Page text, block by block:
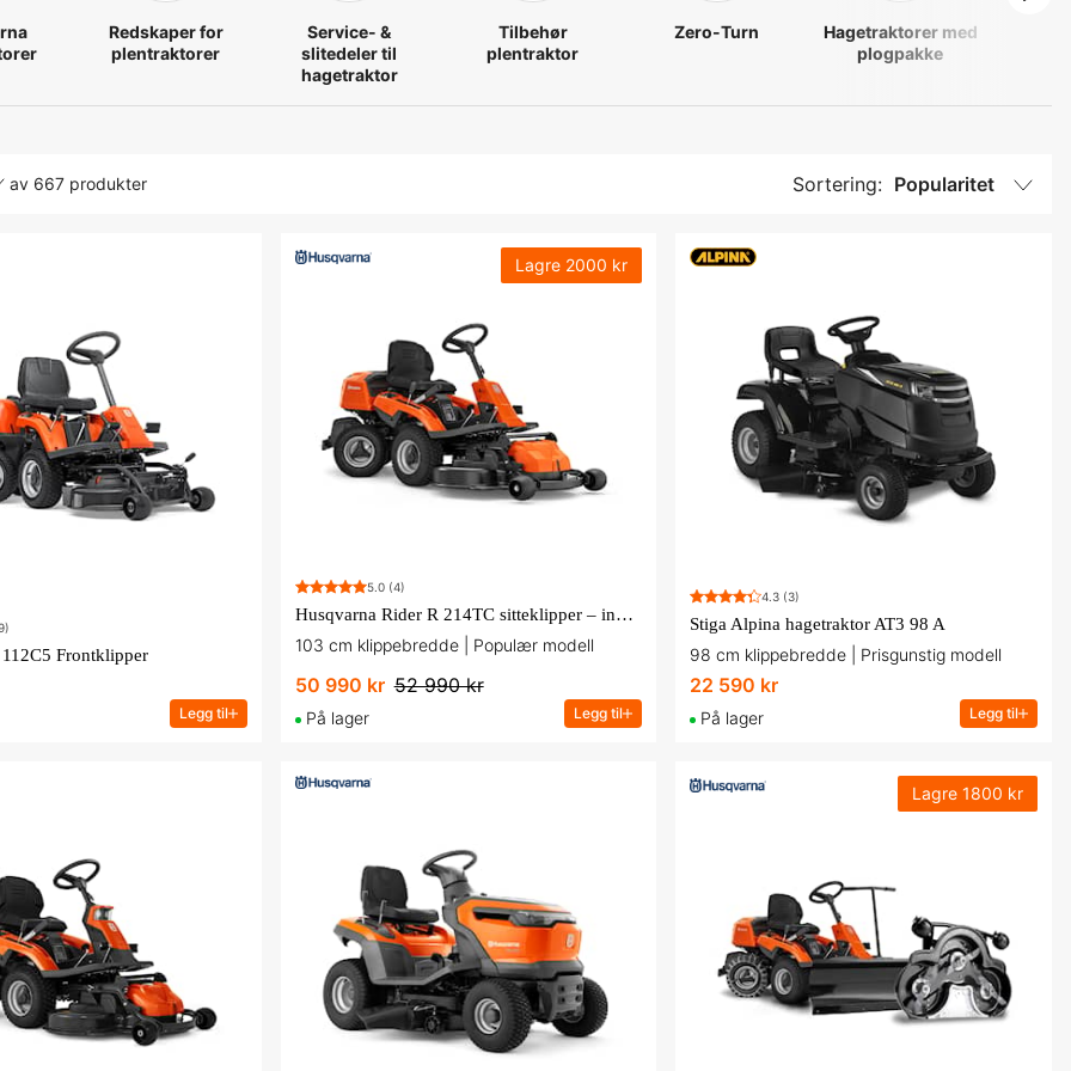
Redskaper for
plentraktorer
Service- &
slitedeler til
hagetraktor
Tilbehør
plentraktor
Zero-Turn
Hagetraktorer med
plogpakke
av 667 produkter Sortering: Popularitet
Frontklipper
Legg til
Lagre 2000 kr
5.0(4)
Husqvarna Rider R 214TC sitteklipper – inkl. 103 cm klippeaggregat
103 cm klippebredde | Populær modell
50 990 kr 52 990 kr
På lager Legg til
4.3 (3)
Stiga Alpina hagetraktor AT3 98 A
98 cm klippebredde | Prisgunstig modell
22 590 kr
På lager Legg til
Lagre 1800 kr